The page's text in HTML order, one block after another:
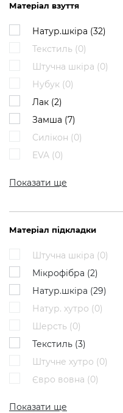
Матеріал взуття
Натур.шкіра (32)
Текстиль (0)
Штучна шкіра (0)
Нубук (0)
Лак (2)
Замша (7)
Силікон (0)
EVA (0)
Показати ще
Матеріал підкладки
Штучна шкіра (0)
Мікрофібра (2)
Натур.шкіра (29)
Натур. хутро (0)
Шерсть (0)
Текстиль (3)
Штучне хутро (0)
Євро вовна (0)
Показати ще